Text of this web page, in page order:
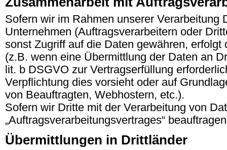
Sofern wir im Rahmen unserer Verarbeitung
Unternehmen (Auftragsverarbeitern oder
sonst Zugriff auf die Daten gewähren,
(z.B. wenn eine Übermittlung der Daten an
lit. b DSGVO zur Vertragserfüllung
Verpflichtung dies vorsieht oder auf
von Beauftragten, Webhostern, etc.).
Sofern wir Dritte mit der Verarbeitung von
„Auftragsverarbeitungsvertrages“
Übermittlungen in Drittländer